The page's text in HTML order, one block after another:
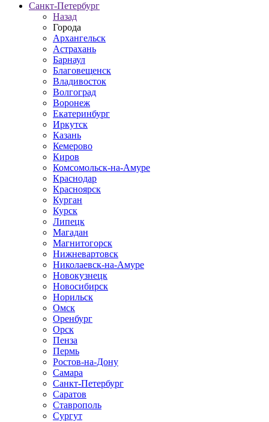
Санкт-Петербург
Назад
Города
Архангельск
Астрахань
Барнаул
Благовещенск
Владивосток
Волгоград
Воронеж
Екатеринбург
Иркутск
Казань
Кемерово
Киров
Комсомольск-на-Амуре
Краснодар
Красноярск
Курган
Курск
Липецк
Магадан
Магнитогорск
Нижневартовск
Николаевск-на-Амуре
Новокузнецк
Новосибирск
Норильск
Омск
Оренбург
Орск
Пенза
Пермь
Ростов-на-Дону
Самара
Санкт-Петербург
Саратов
Ставрополь
Сургут